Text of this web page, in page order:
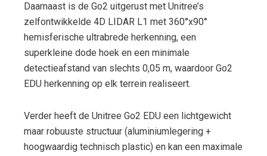
Daarnaast is de Go2 uitgerust met Unitree’s
zelfontwikkelde 4D LIDAR L1 met 360°x90°
hemisferische ultrabrede herkenning, een
superkleine dode hoek en een minimale
detectieafstand van slechts 0,05 m, waardoor Go2
EDU herkenning op elk terrein realiseert.
Verder heeft de Unitree Go2 EDU een lichtgewicht
maar robuuste structuur (aluminiumlegering +
hoogwaardig technisch plastic) en kan een maximale